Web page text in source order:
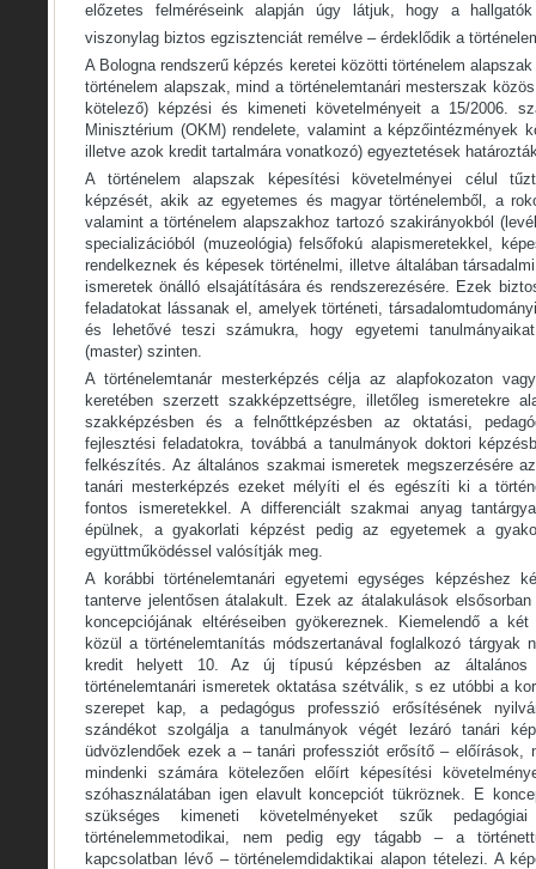
előzetes felméréseink alapján úgy látjuk, hogy a
viszonylag biztos egzisztenciát remélve – érdeklődik a
A Bologna rendszerű képzés keretei közötti történelem
történelem alapszak, mind a történelemtanári mesterszak
kötelező) képzési és kimeneti követelményeit a 15/2006.
Minisztérium (OKM) rendelete, valamint a képzőintézmények
illetve azok kredit tartalmára vonatkozó) egyeztetések
A történelem alapszak képesítési követelményei célul
képzését, akik az egyetemes és magyar történelemből, a
valamint a történelem alapszakhoz tartozó szakirányokból
specializációból (muzeológia) felsőfokú alapismeretekkel,
rendelkeznek és képesek történelmi, illetve általában
ismeretek önálló elsajátítására és rendszerezésére. Ezek
feladatokat lássanak el, amelyek történeti,
és lehetővé teszi számukra, hogy egyetemi
(master) szinten.
A történelemtanár mesterképzés célja az alapfokozaton
keretében szerzett szakképzettségre, illetőleg ismeretekre
szakképzésben és a felnőttképzésben az oktatási,
fejlesztési feladatokra, továbbá a tanulmányok doktori
felkészítés. Az általános szakmai ismeretek megszerzésére
tanári mesterképzés ezeket mélyíti el és egészíti ki a
fontos ismeretekkel. A differenciált szakmai anyag
épülnek, a gyakorlati képzést pedig az egyetemek a
együttműködéssel valósítják meg.
A korábbi történelemtanári egyetemi egységes képzéshez
tanterve jelentősen átalakult. Ezek az átalakulások
koncepciójának eltéréseiben gyökereznek. Kiemelendő a
közül a történelemtanítás módszertanával foglalkozó tárgyak
kredit helyett 10. Az új típusú képzésben az
történelemtanári ismeretek oktatása szétválik, s ez utóbbi a
szerepet kap, a pedagógus professzió erősítésének
szándékot szolgálja a tanulmányok végét lezáró tanári
üdvözlendőek ezek a – tanári professziót erősítő – előírások,
mindenki számára kötelezően előírt képesítési
szóhasználatában igen elavult koncepciót tükröznek. E
szükséges kimeneti követelményeket szűk
történelemmetodikai, nem pedig egy tágabb – a
kapcsolatban lévő – történelemdidaktikai alapon tételezi. A